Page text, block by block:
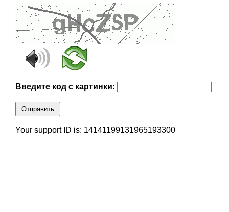
Введите код с картинки:
Отправить
Your support ID is: 14141199131965193300